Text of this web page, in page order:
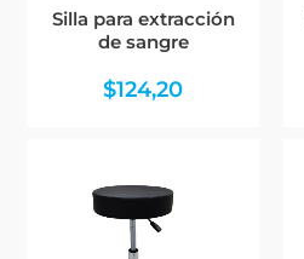
Silla para extracción
de sangre
$124,20